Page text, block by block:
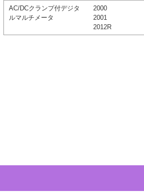
AC/DCクランプ付デジタ
ルマルチメータ
2000
2001
2012R